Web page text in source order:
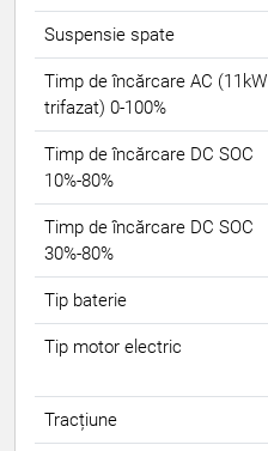
Suspensie spate
Timp de încărcare AC (11kW
trifazat) 0-100%
Timp de încărcare DC SOC
10%-80%
Timp de încărcare DC SOC
30%-80%
Tip baterie
Tip motor electric
Tracțiune